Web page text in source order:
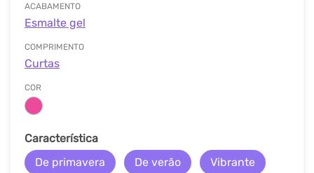
ACABAMENTO
Esmalte gel
COMPRIMENTO
Curtas
COR
Característica
De primavera
De verão Vibrante